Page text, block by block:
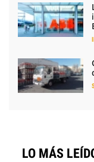
LO MÁS